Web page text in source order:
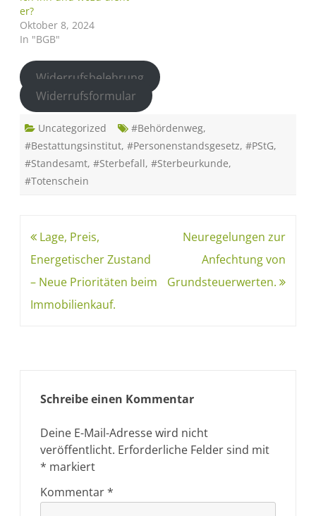
er?
Oktober 8, 2024
In "BGB"
Widerrufsbelehrung
Widerrufsformular
Uncategorized #Behördenweg,
#Bestattungsinstitut, #Personenstandsgesetz, #PStG,
#Standesamt, #Sterbefall, #Sterbeurkunde,
#Totenschein
Lage, Preis,
Energetischer Zustand
– Neue Prioritäten beim
Immobilienkauf.
Neuregelungen zur
Anfechtung von
Grundsteuerwerten.
Schreibe einen Kommentar
Deine E-Mail-Adresse wird nicht
veröffentlicht. Erforderliche Felder sind mit
* markiert
Kommentar*